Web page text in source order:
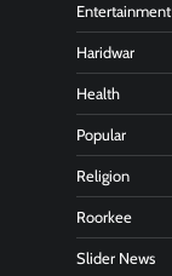
Entertainment
Haridwar
Health
Popular
Religion
Roorkee
Slider News